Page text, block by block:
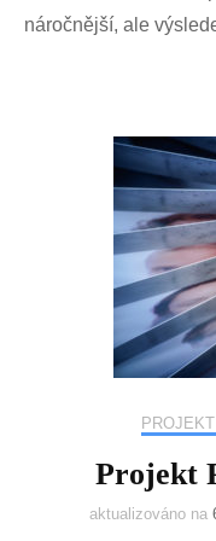
náročnější, ale
Projekt
aktualizováno na